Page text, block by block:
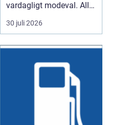
vardagligt modeval. Allt
fler använder piercade
smycken för att uttrycka
kraven på hygien,
trygghet och kvalitet. En
genomtänkt piercing
30 juli 2026